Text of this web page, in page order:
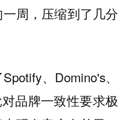
周，压缩到了几分
、Domino's、
品牌一致性要求极